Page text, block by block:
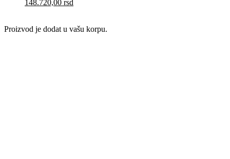
148.720,00 rsd
Proizvod je dodat u vašu korpu.